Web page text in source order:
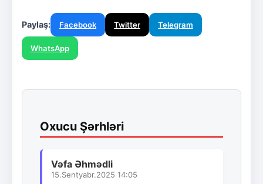
Paylaş: Facebook Twitter Telegram
WhatsApp
Oxucu Şərhləri
Vəfa Əhmədli
15.Sentyabr.2025 14:05